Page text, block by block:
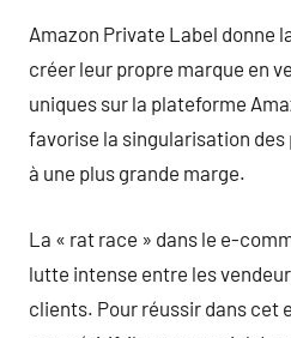
Amazon Private Label donne
créer leur propre marque en
uniques sur la plateforme
favorise la singularisation
à une plus grande marge.
La « rat race » dans le e-
lutte intense entre les
clients. Pour réussir dans cet